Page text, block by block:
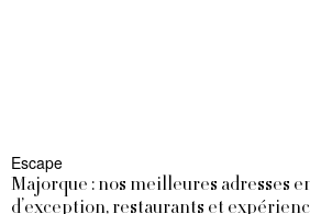
Escape
Majorque : nos meilleures adresses
d’exception, restaurants et